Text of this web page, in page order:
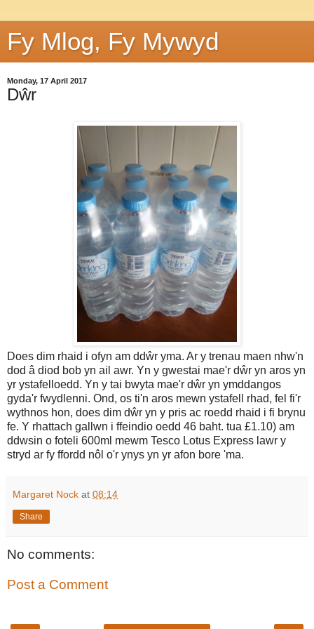
Fy Mlog, Fy Mywyd
Monday, 17 April 2017
Dŵr
Does dim rhaid i ofyn am ddŵr yma. Ar y trenau maen nhw'n
dod â diod bob yn ail awr. Yn y gwestai mae'r dŵr yn aros yn
yr ystafelloedd. Yn y tai bwyta mae'r dŵr yn ymddangos
gyda'r fwydlenni. Ond, os ti'n aros mewn ystafell rhad, fel fi'r
wythnos hon, does dim dŵr yn y pris ac roedd rhaid i fi brynu
fe. Y rhattach gallwn i ffeindio oedd 46 baht. tua £1.10) am
ddwsin o foteli 600ml mewm Tesco Lotus Express lawr y
stryd ar fy ffordd nôl o'r ynys yn yr afon bore 'ma.
Margaret Nock at 08:14
Share
No comments:
Post a Comment